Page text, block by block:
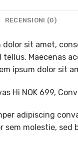
RECENSIONI (0)
dolor sit amet,
tellus. Maecenas
ipsum dolor sit
Hi NOK 699,
adipiscing
sem molestie, sed